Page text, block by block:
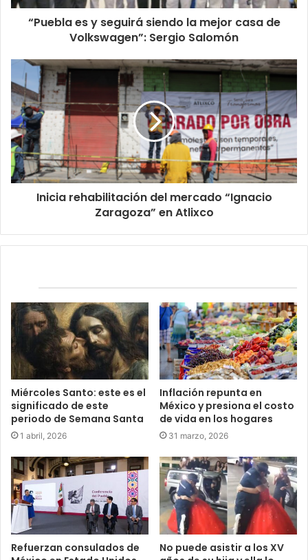
“Puebla es y seguirá siendo la mejor casa de
Volkswagen”: Sergio Salomón
Inicia rehabilitación del mercado “Ignacio
Zaragoza” en Atlixco
Miércoles Santo: este es el
significado de este
periodo de Semana Santa
1 abril, 2026
Inflación repunta en
México y presiona el costo
de vida en los hogares
31 marzo, 2026
Refuerzan consulados de
No puede asistir a los XV